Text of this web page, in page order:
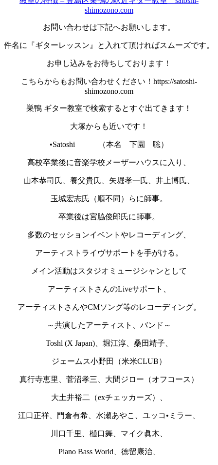
shimozono.com
お問い合わせは下記へお願いします。
件名に『ギターレッスン』と入れて頂ければスムーズです。
お申し込みをお待ちしております！
こちらからもお問い合わせください！https://satoshi-
shimozono.com
巣鴨 ギター教室で検索するとすぐ出てきます！
大塚からも近いです！
•Satoshi （本名 下園 聡）
高校卒業後に音楽学校メーザーハウスに入り、
山本恭司氏、養父貴氏、矢堀孝一氏、井上博氏、
玉城宏志氏（順不同）らに師事。
卒業後は宮脇俊郎氏に師事。
多数のセッションイベントやレコーディング、
アーティストライヴサポートを手がける。
メイン活動はスタジオミュージシャンとして
アーティストさんのLiveサポート、
アーティストさんやCMソング等のレコーディング。
～共演したアーティスト、バンド～
Toshl (X Japan)、堀江淳、桑田靖子、
ジェームス小野田（米米CLUB）
真行寺恵里、菅沼孝三、大間ジロー（オフコース）
大土井裕二（exチェッカーズ）、
江口正祥、門倉有希、水瀬あやこ、ユッコ•ミラー、
川口千里、樋口舞、マイク眞木、
Piano Bass World、徳留康治、